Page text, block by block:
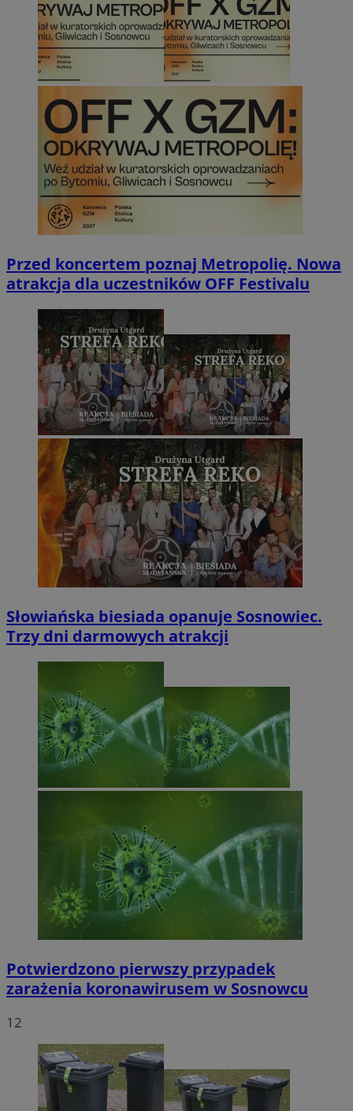
Przed koncertem poznaj Metropolię. Nowa
atrakcja dla uczestników OFF Festivalu
Słowiańska biesiada opanuje Sosnowiec.
Trzy dni darmowych atrakcji
Potwierdzono pierwszy przypadek
zarażenia koronawirusem w Sosnowcu
12